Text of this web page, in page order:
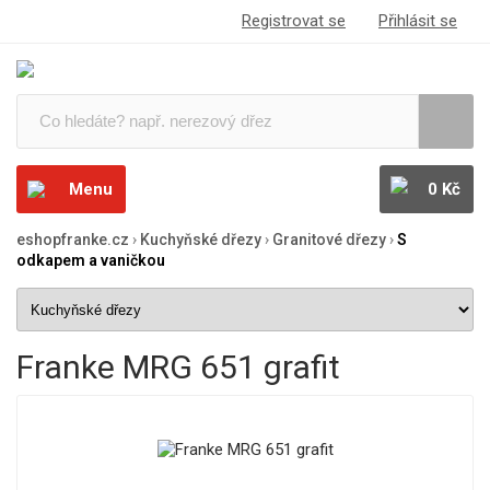
Registrovat se Přihlásit se
Menu 0 Kč
eshopfranke.cz › Kuchyňské dřezy› Granitové dřezy›S
odkapem a vaničkou
Franke MRG 651 grafit